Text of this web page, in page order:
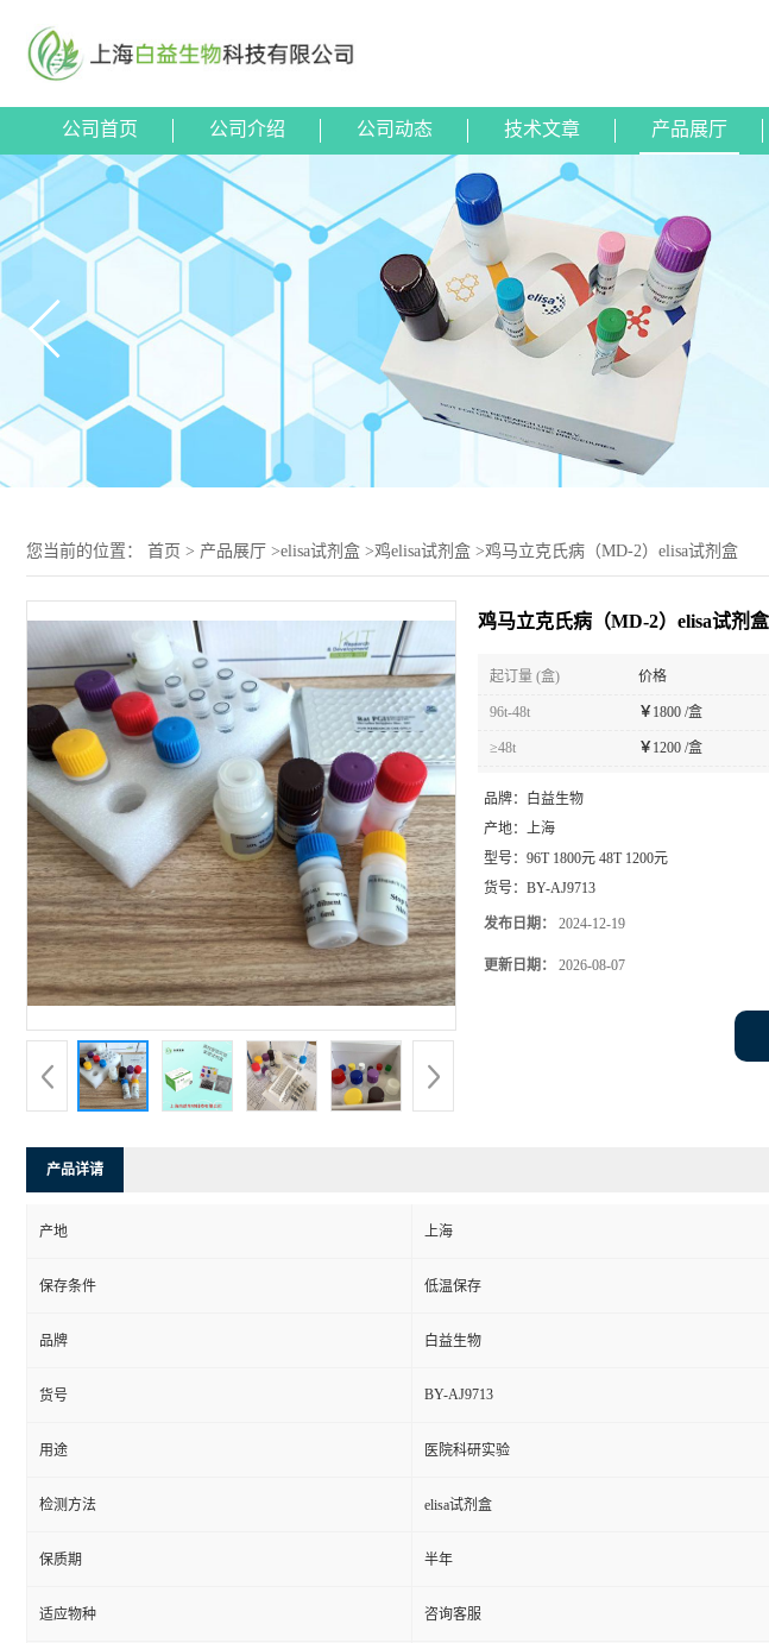
公司首页 公司介绍 公司动态 技术文章 产品展厅
您当前的位置： 首页 > 产品展厅 >elisa试剂盒 >鸡elisa试剂盒 >鸡马立克氏病（MD-2）elisa试剂盒
鸡马立克氏病（MD-2）elisa试剂盒
起订量 (盒) 价格
96t-48t ￥ 1800 /盒
≥48t ￥ 1200 /盒
品牌：
白益生物
产地： 上海
型号： 96T 1800元 48T 1200元
货号： BY-AJ9713
发布日期： 2024-12-19
更新日期： 2026-08-07
产品详请
产地 上海
保存条件 低温保存
品牌 白益生物
货号 BY-AJ9713
用途 医院科研实验
检测方法 elisa试剂盒
保质期 半年
适应物种 咨询客服